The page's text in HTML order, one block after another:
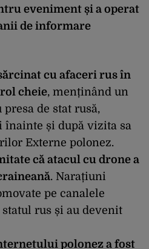
eveniment și a operat
de informare
ărcinat cu afaceri rus în
cheie, menținând un
de stat rusă,
înainte și după vizita sa
Externe polonez.
că atacul cu drone a
. Narațiuni
pe canalele
rus și au devenit
polonez a fost